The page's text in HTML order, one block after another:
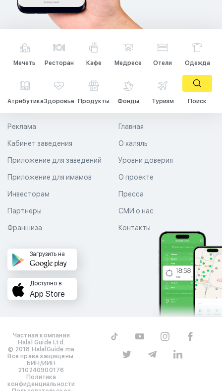
Мечеть Ресторан Кафе Медресе Отели Одежда
АтрибутикаЗдоровье Продукты Фонды Туризм Поиск
Главная
О халяль
Уровни доверия
Реклама
Кабинет заведения
Приложение для заведений
Приложение для имамов О проекте
Пресса
СМИ о нас
Контакты
Инвесторам
Партнеры
Франшиза
Загрузить на
Доступно в
App Store
Частная компания
Halal Guide Ltd.
© 2018 HalalGuide.me
Все права защищены.
БИН/ИИН
210240900176
Политика
конфиденциальности